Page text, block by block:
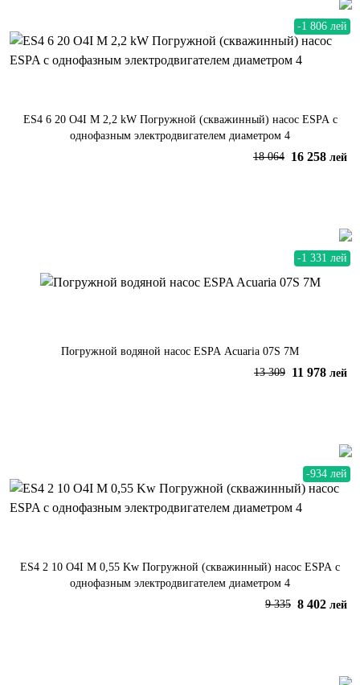
-1 806 лей
ES4 6 20 O4I M 2,2 kW Погружной (скважинный) насос ESPA с
однофазным электродвигателем диаметром 4
18 064 16 258 лей
-1 331 лей
Погружной водяной насос ESPA Acuaria 07S 7M
13 309 11 978 лей
-934 лей
ES4 2 10 O4I M 0,55 Kw Погружной (скважинный) насос ESPA с
однофазным электродвигателем диаметром 4
9 335 8 402 лей